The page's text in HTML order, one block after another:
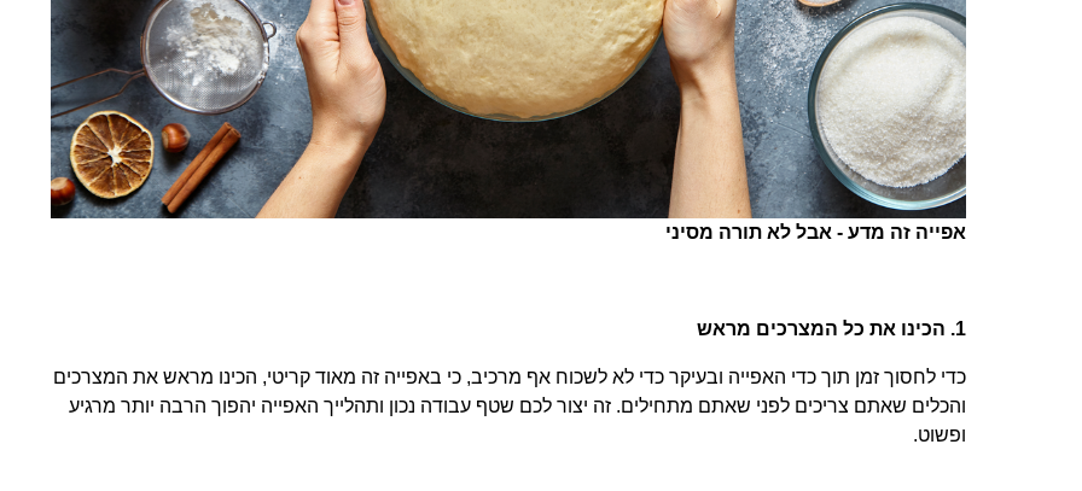
אפייה זה מדע - אבל לא תורה מסיני
1. הכינו את כל המצרכים מראש
כדי לחסוך זמן תוך כדי האפייה ובעיקר כדי לא לשכוח אף מרכיב, כי באפייה זה מאוד קריטי, הכינו מראש את המצרכים
והכלים שאתם צריכים לפני שאתם מתחילים. זה יצור לכם שטף עבודה נכון ותהלייך האפייה יהפוך הרבה יותר מרגיע
ופשוט.